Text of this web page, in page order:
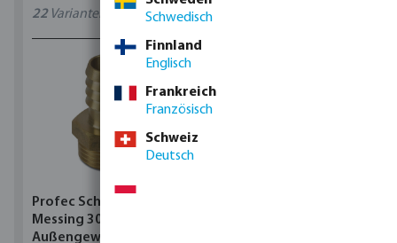
22Varianten
0411203
Profec Schlauchtülle
Messing 30 bar
Außengewinde x
Schwedisch
Finnland
Englisch
Frankreich
Französisch
Schweiz
Deutsch